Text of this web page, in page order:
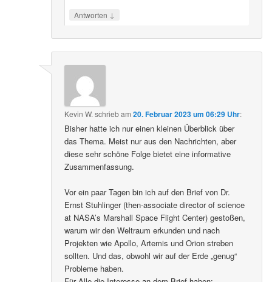
Antworten ↓
Kevin W. schriebam20. Februar 2023 um 06:29 Uhr:
Bisher hatte ich nur einen kleinen Überblick über
das Thema. Meist nur aus den Nachrichten, aber
diese sehr schöne Folge bietet eine informative
Zusammenfassung.
Vor ein paar Tagen bin ich auf den Brief von Dr.
Ernst Stuhlinger (then-associate director of science
at NASA’s Marshall Space Flight Center) gestoßen,
warum wir den Weltraum erkunden und nach
Projekten wie Apollo, Artemis und Orion streben
sollten. Und das, obwohl wir auf der Erde „genug“
Probleme haben.